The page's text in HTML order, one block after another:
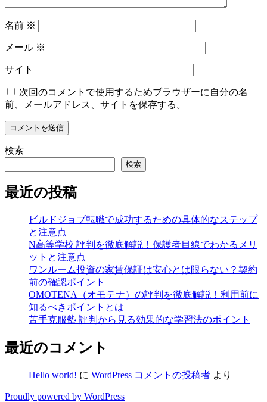
名前 ※
メール ※
サイト
次回のコメントで使用するためブラウザーに自分の名
前、メールアドレス、サイトを保存する。
検索
検索
最近の投稿
ビルドジョブ転職で成功するための具体的なステップ
と注意点
N高等学校 評判を徹底解説！保護者目線でわかるメリ
ットと注意点
ワンルーム投資の家賃保証は安心とは限らない？契約
前の確認ポイント
OMOTENA（オモテナ）の評判を徹底解説！利用前に
知るべきポイントとは
苦手克服塾 評判から見る効果的な学習法のポイント
最近のコメント
Hello world! に WordPress コメントの投稿者 より
Proudly powered by WordPress